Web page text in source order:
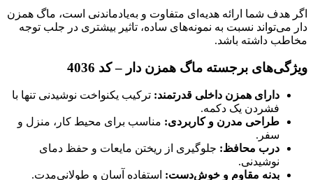
اگر هدف شما ارائه هدیه‌ای متفاوت و به‌یادماندنی است، ماگ همزن
دار می‌تواند نسبت به نمونه‌های ساده، تاثیر بیشتری در جلب توجه
مخاطب داشته باشد.
ویژگی‌های برجسته ماگ همزن دار – کد 4036
دارای همزن داخلی قدرتمند: ترکیب یکنواخت نوشیدنی تنها با
فشردن یک دکمه.
طراحی مدرن و کاربردی: مناسب برای محیط کار، منزل و
سفر.
درب محافظ: جلوگیری از ریختن مایعات و حفظ دمای
نوشیدنی.
بدنه مقاوم و خوش‌دست: استفاده آسان و طولانی‌مدت.